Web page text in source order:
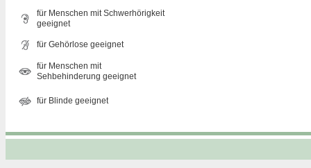
für Menschen mit Schwerhörigkeit
geeignet
für Gehörlose geeignet
für Menschen mit
Sehbehinderung geeignet
für Blinde geeignet